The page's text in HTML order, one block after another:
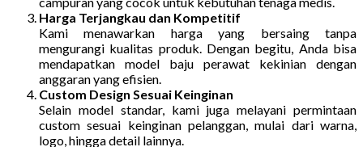
Harga Terjangkau dan Kompetitif
Kami menawarkan harga yang bersaing tanpa
mengurangi kualitas produk. Dengan begitu, Anda bisa
mendapatkan model baju perawat kekinian dengan
anggaran yang efisien.
Custom Design Sesuai Keinginan
Selain model standar, kami juga melayani permintaan
custom sesuai keinginan pelanggan, mulai dari warna,
logo, hingga detail lainnya.